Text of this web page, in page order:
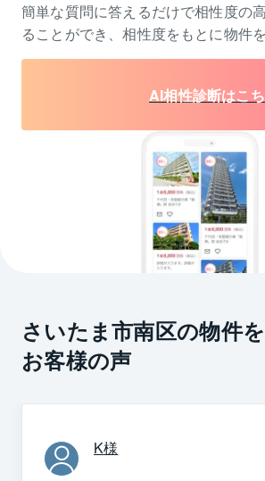
簡単な質問に答えるだけで相性度の
ることができ、相性度をもとに物件
AI相性診断はこ
さいたま市南区の物件
お客様の声
K様